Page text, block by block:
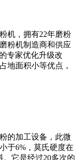
机，拥有22年磨粉
粉机制造商和供应
专家优化升级改
地面积小等优点，
的加工设备，此微
于6%，莫氏硬度在
它是经过20多次的